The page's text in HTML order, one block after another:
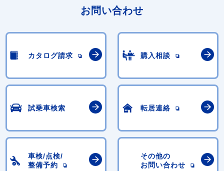
お問い合わせ
カタログ請求 購入相談
試乗車検索 転居連絡
車検/点検/
整備予約
その他の
お問い合わせ